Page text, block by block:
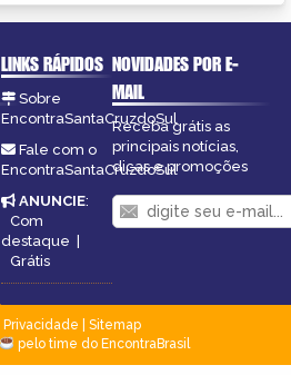
LINKS RÁPIDOS
Sobre
EncontraSantaCruzdoSul
Fale com o
EncontraSantaCruzdoSul
ANUNCIE:
Com
destaque |
Grátis
NOVIDADES POR E-
MAIL
Receba grátis as
principais notícias,
dicas e promoções
Privacidade
Sitemap
pelo time do EncontraBrasil